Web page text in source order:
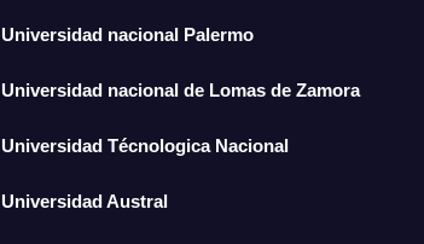
Universidad nacional Palermo
Universidad nacional de Lomas de Zamora
Universidad Técnologica Nacional
Universidad Austral